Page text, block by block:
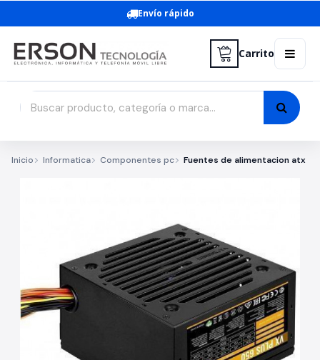
Envío rápido
Carrito
Inicio Informatica Componentes pc Fuentes de alimentacion atx